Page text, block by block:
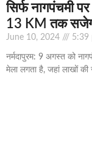
सिर्फ नागपंचमी
13 KM तक
June 10, 2024 5:39
नर्मदापुरम: 9 अगस्त को
मेला लगता है, जहां लाखों